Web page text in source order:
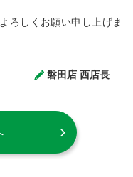
ろしくお願い申し上げま
磐田店 西店長